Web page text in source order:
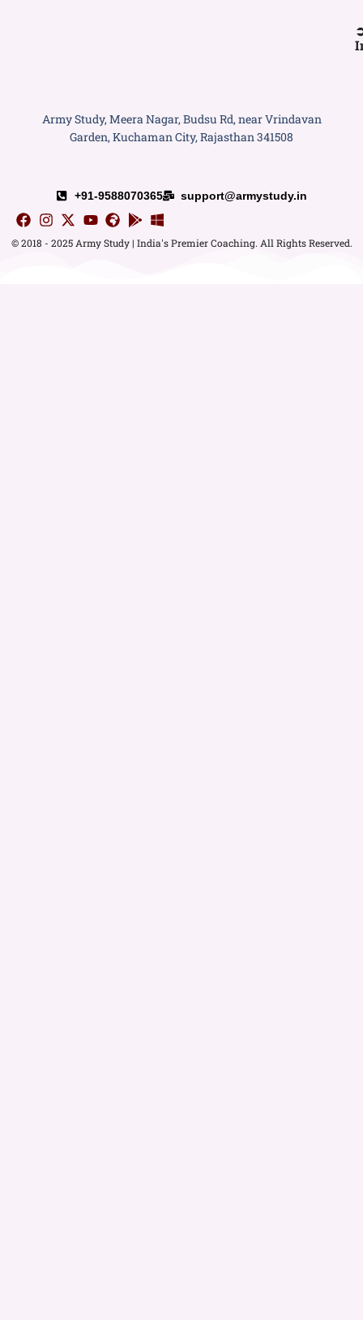
Army Study, Meera Nagar, Budsu Rd, near Vrindavan
Garden, Kuchaman City, Rajasthan 341508
+91-9588070365 support@armystudy.in
© 2018 - 2025 Army Study | India's Premier Coaching. All Rights Reserved.